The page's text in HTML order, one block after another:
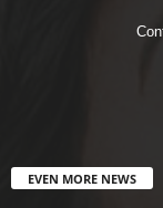
EVEN MORE NEWS